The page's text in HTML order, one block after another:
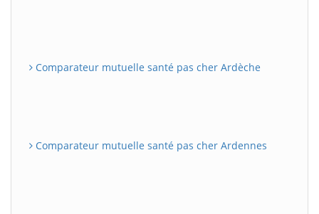
Comparateur mutuelle santé pas cher Ardèche
Comparateur mutuelle santé pas cher Ardennes